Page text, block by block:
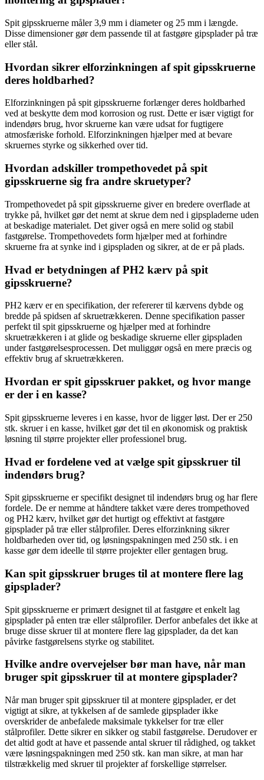
Spit gipsskruerne måler 3,9 mm i diameter og 25 mm i længde.
Disse dimensioner gør dem passende til at fastgøre gipsplader på træ
eller stål.
Hvordan sikrer elforzinkningen af spit gipsskruerne
deres holdbarhed?
Elforzinkningen på spit gipsskruerne forlænger deres holdbarhed
ved at beskytte dem mod korrosion og rust. Dette er især vigtigt for
indendørs brug, hvor skruerne kan være udsat for fugtigere
atmosfæriske forhold. Elforzinkningen hjælper med at bevare
skruernes styrke og sikkerhed over tid.
Hvordan adskiller trompethovedet på spit
gipsskruerne sig fra andre skruetyper?
Trompethovedet på spit gipsskruerne giver en bredere overflade at
trykke på, hvilket gør det nemt at skrue dem ned i gipspladerne uden
at beskadige materialet. Det giver også en mere solid og stabil
fastgørelse. Trompethovedets form hjælper med at forhindre
skruerne fra at synke ind i gipspladen og sikrer, at de er på plads.
Hvad er betydningen af PH2 kærv på spit
gipsskruerne?
PH2 kærv er en specifikation, der refererer til kærvens dybde og
bredde på spidsen af skruetrækkeren. Denne specifikation passer
perfekt til spit gipsskruerne og hjælper med at forhindre
skruetrækkeren i at glide og beskadige skruerne eller gipspladen
under fastgørelsesprocessen. Det muliggør også en mere præcis og
effektiv brug af skruetrækkeren.
Hvordan er spit gipsskruer pakket, og hvor mange
er der i en kasse?
Spit gipsskruerne leveres i en kasse, hvor de ligger løst. Der er 250
stk. skruer i en kasse, hvilket gør det til en økonomisk og praktisk
løsning til større projekter eller professionel brug.
Hvad er fordelene ved at vælge spit gipsskruer til
indendørs brug?
Spit gipsskruerne er specifikt designet til indendørs brug og har flere
fordele. De er nemme at håndtere takket være deres trompethoved
og PH2 kærv, hvilket gør det hurtigt og effektivt at fastgøre
gipsplader på træ eller stålprofiler. Deres elforzinkning sikrer
holdbarheden over tid, og løsningspakningen med 250 stk. i en
kasse gør dem ideelle til større projekter eller gentagen brug.
Kan spit gipsskruer bruges til at montere flere lag
gipsplader?
Spit gipsskruerne er primært designet til at fastgøre et enkelt lag
gipsplader på enten træ eller stålprofiler. Derfor anbefales det ikke at
bruge disse skruer til at montere flere lag gipsplader, da det kan
påvirke fastgørelsens styrke og stabilitet.
Hvilke andre overvejelser bør man have, når man
bruger spit gipsskruer til at montere gipsplader?
Når man bruger spit gipsskruer til at montere gipsplader, er det
vigtigt at sikre, at tykkelsen af de samlede gipsplader ikke
overskrider de anbefalede maksimale tykkelser for træ eller
stålprofiler. Dette sikrer en sikker og stabil fastgørelse. Derudover er
det altid godt at have et passende antal skruer til rådighed, og takket
være løsningspakningen med 250 stk. kan man sikre, at man har
tilstrækkelig med skruer til projekter af forskellige størrelser.